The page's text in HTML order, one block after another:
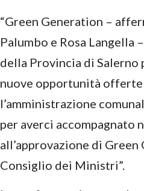
“Green Generation –
Palumbo e Rosa Langella
della Provincia di Salerno
nuove opportunità offerte
l’amministrazione
per averci accompagnato
all’approvazione di
Consiglio dei Ministri”.